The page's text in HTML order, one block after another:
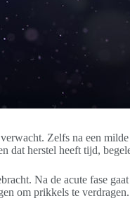
Zelfs na een
dat herstel heeft tijd,
Na de acute fase
om prikkels te